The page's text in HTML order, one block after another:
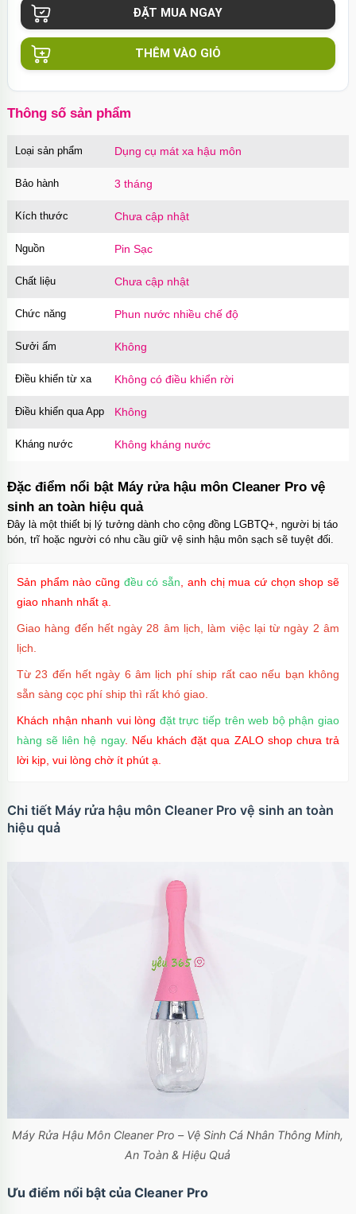
Bao cao su Sure DongKuk Ultra Thin siêu
mỏng chân thật Hàn Quốc
Bao cao su Sure Dongkuk Dotted 10 chiếc gai
MãBSD10 60.000₫
trong suốt
OPC16PR 70.000₫
Case trong suốt
suốt tối giản
MãOP16MXtrị giá70.000₫
chống sốc
OP16Pr trị giá
Ốp lưng iPhone 16 TPU Space trong suốt tối
MãOP16trị giá 70.000₫
Ốp lưng MagSafe iPhone 17 Air Clear Case
Ốp lưng iPhone 17 Pro Clear Case Magnetic
70.000₫
Ốp lưng MagSafe iPhone 17 Clear Case trong
Magnetic trong suốt
THÊM VÀO GIỎ
Thông số sản phẩm
Loại sản phẩm Dụng cụ mát xa hậu môn
Bảo hành 3 tháng
Kích thước Chưa cập nhật
Nguồn Pin Sạc
Chất liệu Chưa cập nhật
Chức năng Phun nước nhiều chế độ
Sưởi ấm Không
Điều khiển từ xa Không có điều khiển rời
Điều khiển qua App Không
Kháng nước Không kháng nước
Đặc điểm nổi bật Máy rửa hậu môn Cleaner Pro vệ
sinh an toàn hiệu quả
Đây là một thiết bị lý tưởng dành cho cộng đồng LGBTQ+, người bị táo
bón, trĩ hoặc người có nhu cầu giữ vệ sinh hậu môn sạch sẽ tuyệt đối.
Sản phẩm nào cũng đều có sẵn , anh chị mua cứ chọn shop sẽ
giao nhanh nhất ạ.
Giao hàng đến hết ngày 28 âm lịch, làm việc lại từ ngày 2 âm
lịch.
Từ 23 đến hết ngày 6 âm lịch phí ship rất cao nếu bạn không
sẵn sàng cọc phí ship thì rất khó giao.
Khách nhận nhanh vui lòng đặt trực tiếp trên web bộ phận giao
hàng sẽ liên hệ ngay. Nếu khách đặt qua ZALO shop chưa trả
lời kịp, vui lòng chờ ít phút ạ.
Chi tiết Máy rửa hậu môn Cleaner Pro vệ sinh an toàn
hiệu quả
Máy Rửa Hậu Môn Cleaner Pro – Vệ Sinh Cá Nhân Thông Minh,
An Toàn & Hiệu Quả
Ưu điểm nổi bật của Cleaner Pro